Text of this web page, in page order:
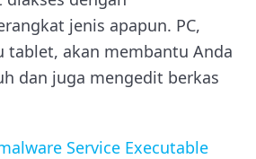
jenis apapun. PC,
tablet, akan membantu Anda
dan juga mengedit berkas
Service Executable